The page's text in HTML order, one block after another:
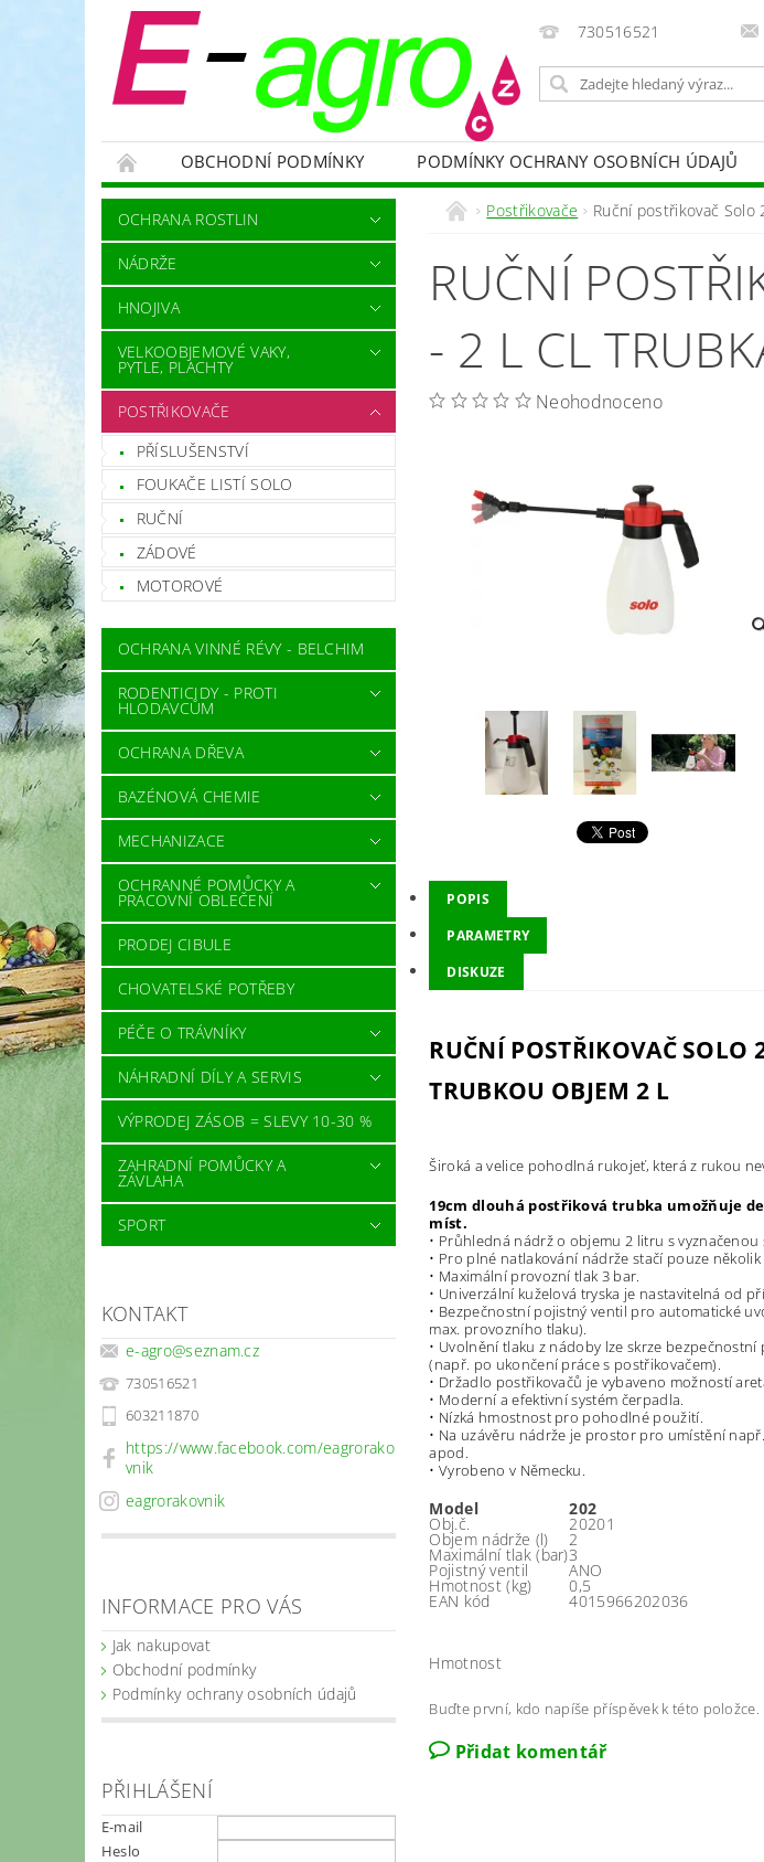
730516521
OBCHODNÍ PODMÍNKY PODMÍNKY OCHRANY OSOBNÍCH ÚDAJŮ
NÁDRŽE
HNOJIVA VELKOOBJEMOVÉ VAKY, PYTLE, PLACHTY
RODENTICIDY - PROTI HLODAVCŮM
OCHRANNÉ POMŮCKY A PRACOVNÍ OBLEČENÍ
PRODEJ CIBULE
NÁHRADNÍ DÍLY A SERVIS
OCHRANA ROSTLIN
NÁDRŽE
HNOJIVA
VELKOOBJEMOVÉ VAKY,
PYTLE, PLACHTY
POSTŘIKOVAČE
PŘÍSLUŠENSTVÍ
FOUKAČE LISTÍ SOLO
RUČNÍ
ZÁDOVÉ
MOTOROVÉ
OCHRANA VINNÉ RÉVY - BELCHIM
RODENTICIDY - PROTI
HLODAVCŮM
OCHRANA DŘEVA
BAZÉNOVÁ CHEMIE
MECHANIZACE
OCHRANNÉ POMŮCKY A
PRACOVNÍ OBLEČENÍ
PRODEJ CIBULE
CHOVATELSKÉ POTŘEBY
PÉČE O TRÁVNÍKY
NÁHRADNÍ DÍLY A SERVIS
VÝPRODEJ ZÁSOB = SLEVY 10-30 %
ZAHRADNÍ POMŮCKY A
ZÁVLAHA
SPORT
KONTAKT
e-agro@seznam.cz
730516521
603211870
https://www.facebook.com/eagrorako
vnik
eagrorakovnik
INFORMACE PRO VÁS
Jak nakupovat
Obchodní podmínky
Podmínky ochrany osobních údajů
PŘIHLÁŠENÍ
E-mail
Heslo
Postřikovače Ruční postřikovač
RUČNÍ
- 2 L CL
Neohodnoceno
POPIS
PARAMETRY
DISKUZE
RUČNÍ POSTŘIKOVAČ SOLO
TRUBKOU OBJEM 2 L
Široká a velice pohodlná rukojeť, která z rukou
19cm dlouhá postřiková trubka umožňuje
míst.
• Průhledná nádrž o objemu 2 litru s
• Pro plné natlakování nádrže stačí pouze několik
• Maximální provozní tlak 3 bar.
• Univerzální kuželová tryska je nastavitelná od
• Bezpečnostní pojistný ventil pro automatické
max. provozního tlaku).
• Uvolnění tlaku z nádoby lze skrze bezpečnostní
(např. po ukončení práce s postřikovačem).
• Držadlo postřikovačů je vybaveno možností
• Moderní a efektivní systém čerpadla.
• Nízká hmostnost pro pohodlné použití.
• Na uzávěru nádrže je prostor pro umístění např.
apod.
• Vyrobeno v Německu.
Model 202
Obj.č. 20201
Objem nádrže (l) 2
Maximální tlak (bar)3
Pojistný ventil ANO
Hmotnost (kg) 0,5
EAN kód 4015966202036
Hmotnost
Buďte první, kdo napíše příspěvek k této položce.
Přidat komentář